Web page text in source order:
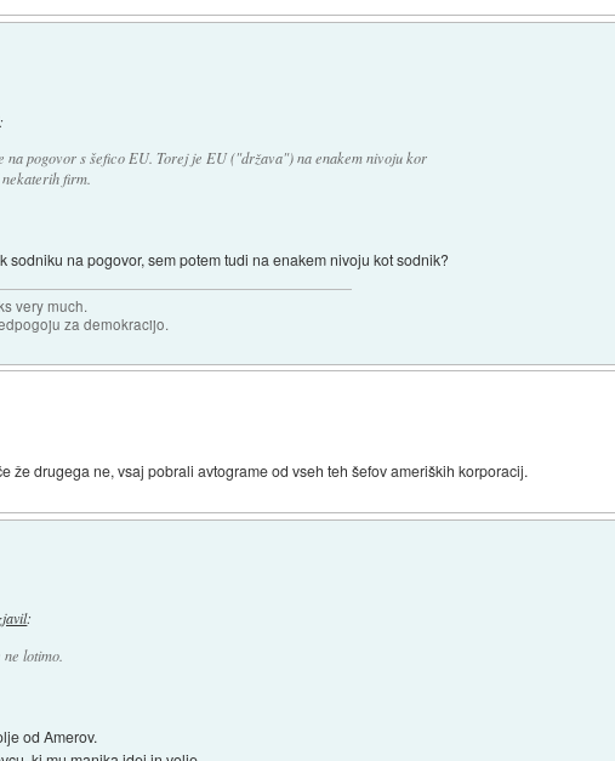
:
na pogovor s šefico EU. Torej je EU ("država") na enakem nivoju kor
firm.
sodniku na pogovor, sem potem tudi na enakem nivoju kot sodnik?
very much.
za demokracijo.
že drugega ne, vsaj pobrali avtograme od vseh teh šefov ameriških korporacij.
:
lotimo.
od Amerov.